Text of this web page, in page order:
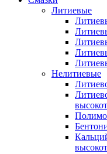
Литиевые
Нелитиевые